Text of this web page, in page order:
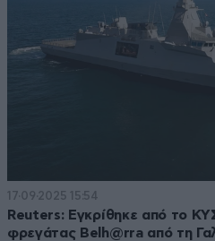
17·09·2025 15:54
Reuters: Εγκρίθηκε από το
φρεγάτας Belh@rra από τη